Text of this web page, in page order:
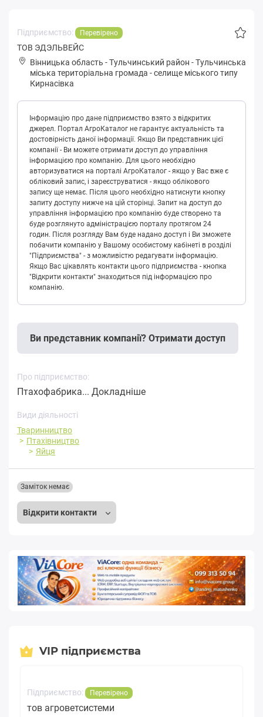
Підприємство: Перевірено
ТОВ ЭДЭЛЬВЕЙС
Вінницька область -Тульчинський район -Тульчинськa
міська територіальна громада -селище міського типу
Кирнасівка
Інформацію про дане підприємство взято з відкритих
джерел. Портал АгроКаталог не гарантує актуальність та
достовірність даної інформації. Якщо Ви представник цієї
компанії - Ви можете отримати доступ до управління
інформацією про компанію. Для цього необхідно
авторизуватися на порталі АгроКаталог - якщо у Вас вже є
обліковий запис, і зареєструватися - якщо облікового
запису ще немає. Після цього необхідно натиснути кнопку
запиту доступу нижче на цій сторінці. Запит на доступ до
управління інформацією про компанію буде створено та
буде розглянуто адміністрацією порталу протягом 24
годин. Після розгляду Вам буде надано доступ і Ви зможете
побачити компанію у Вашому особистому кабінеті в розділі
"Підприємства" - з можливістю редагувати інформацію.
Якщо Вас цікавлять контакти цього підприємства - кнопка
"Відкрити контакти" знаходиться під інформацією про
компанію.
Ви представник компанії? Отримати доступ
Про підприємство:
Птахофабрика... Докладніше
Види діяльності
Тваринництво
Птахівництво
Яйця
Відкрити контакти
Заміток немає
VIP підприємства
Підприємство: Перевірено
тов агроветсистеми